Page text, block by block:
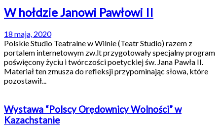
W hołdzie Janowi Pawłowi II
18 maja, 2020
Polskie Studio Teatralne w Wilnie (Teatr Studio) razem z
portalem internetowym zw.lt przygotowały specjalny program
poświęcony życiu i twórczości poetyckiej św. Jana Pawła II.
Materiał ten zmusza do refleksji przypominając słowa, które
pozostawił...
Wystawa “Polscy Orędownicy Wolności” w
Kazachstanie